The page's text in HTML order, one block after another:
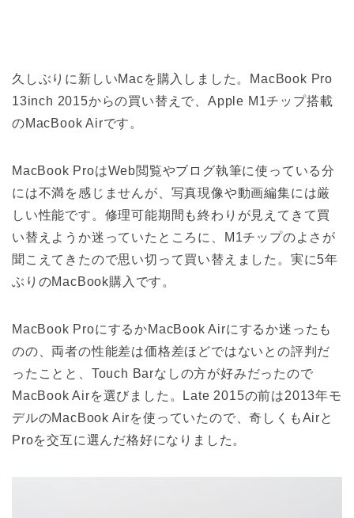
久しぶりに新しいMacを購入しました。MacBook Pro
13inch 2015からの買い替えで、Apple M1チップ搭載
のMacBook Airです。
MacBook ProはWeb閲覧やブログ執筆に使っている分
には不満を感じませんが、写真現像や動画編集には厳
しい性能です。修理可能期間も終わりが見えてきて買
い替えようか迷っていたところに、M1チップのよさが
聞こえてきたので思い切って買い替えました。実に5年
ぶりのMacBook購入です。
MacBook ProにするかMacBook Airにするか迷ったも
のの、両者の性能差は価格差ほどではないとの評判だ
ったことと、Touch Barなしの方が好みだったので
MacBook Airを選びました。Late 2015の前は2013年モ
デルのMacBook Airを使っていたので、奇しくもAirと
Proを交互に選んだ格好になりました。